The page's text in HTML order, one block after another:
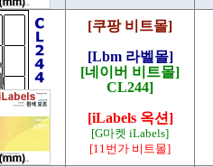
[쿠팡 비트몰]
[Lbm 라벨몰]
[네이버 비트몰]
CL244]
[iLabels 옥션]
[G마켓 iLabels]
[11번가 비트몰]